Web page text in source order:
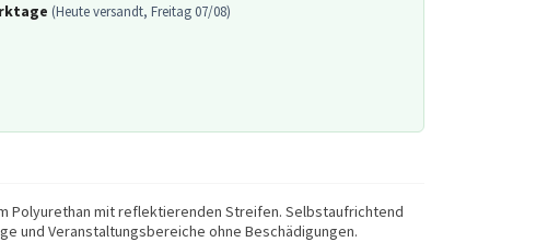
(Heute versandt, Freitag 07/08)
Polyurethan mit reflektierenden Streifen. Selbstaufrichtend
und Veranstaltungsbereiche ohne Beschädigungen.